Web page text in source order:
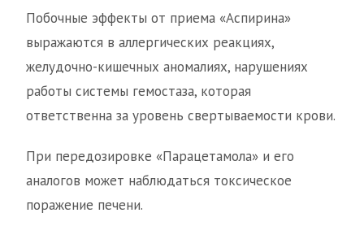
Побочные эффекты от приема «Аспирина»
выражаются в аллергических реакциях,
желудочно-кишечных аномалиях, нарушениях
работы системы гемостаза, которая
ответственна за уровень свертываемости крови.
При передозировке «Парацетамола» и его
аналогов может наблюдаться токсическое
поражение печени.